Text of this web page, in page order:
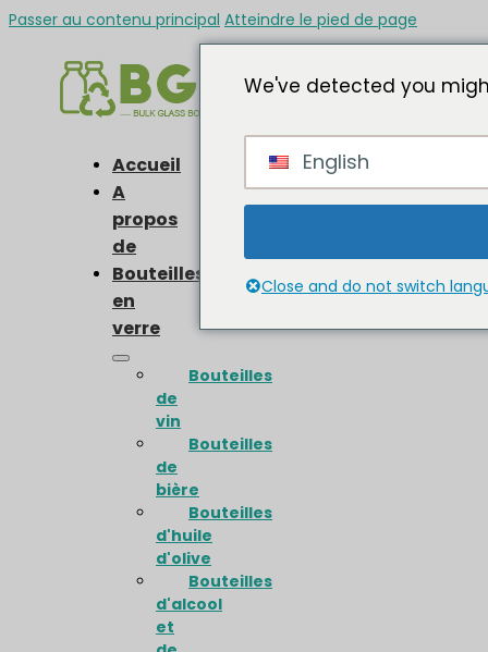
Passer au contenu principal Atteindre le pied de page
Accueil
A
propos
de
Bouteilles
en
verre
Bouteilles
de
vin
Bouteilles
de
bière
Bouteilles
d'huile
d'olive
Bouteilles
d'alcool
et
We've detected you
English
Close and do not switch